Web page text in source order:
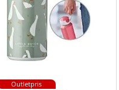
Outletpris